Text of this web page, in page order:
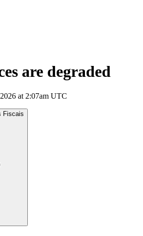
are degraded
at 2:07am UTC
Fiscais